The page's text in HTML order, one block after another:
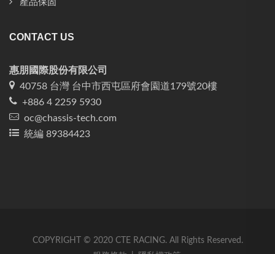
產品保固
CONTACT US
惠朋國際股份有限公司
40758 台灣 台中市西屯區府會園道179號20樓
+886 4 2259 5930
oc@chassis-tech.com
統編 89384423
COPYRIGHT © 2020 CTE RACING. All Rights Reserved.